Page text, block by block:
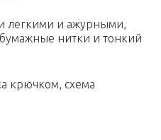
легкими и ажурными,
нитки и тонкий
крючком, схема